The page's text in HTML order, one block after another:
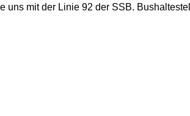
uns mit der Linie 92 der SSB.